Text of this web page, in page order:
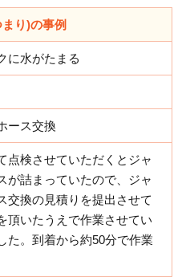
り)の事例
に水がたまる
ース交換
点検させていただくとジャ
が詰まっていたので、ジャ
交換の見積りを提出させて
頂いたうえで作業させてい
た。到着から約50分で作業